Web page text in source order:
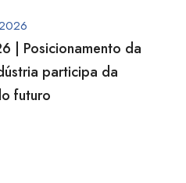
| Posicionamento da
participa da
futuro